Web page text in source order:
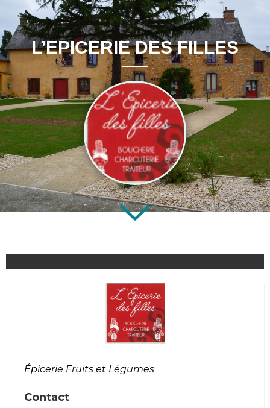
L’EPICERIE DES FILLES
Épicerie Fruits et Légumes
Contact